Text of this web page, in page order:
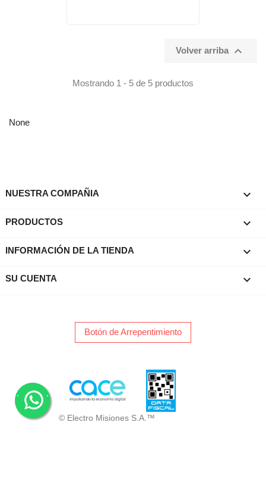
Volver arriba 
Mostrando 1 - 5 de 5 productos
None
NUESTRA COMPAÑIA 
PRODUCTOS 
INFORMACIÓN DE LA TIENDA keyboard_arrow_down
SU CUENTA 
Botón de Arrepentimiento
© Electro Misiones S.A.™
. .